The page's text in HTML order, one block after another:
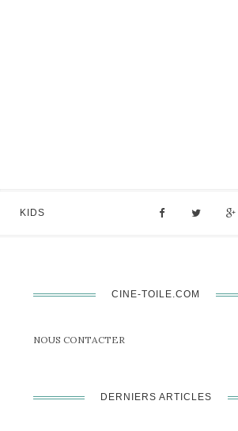
KIDS
CINE-TOILE.COM
NOUS CONTACTER
DERNIERS ARTICLES